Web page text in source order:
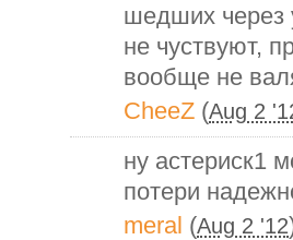
шедших через
не чуствуют,
вообще не
CheeZ (Aug 2
ну астериск1
потери
meral (Aug 2 '12